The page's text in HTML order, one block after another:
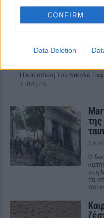
CONFIRM
Data Deletion
από το κρεβάτι και
Η κατάθεση του Νικολά
ΣΉΜΕΡΑ
της
Ο
στη
τα